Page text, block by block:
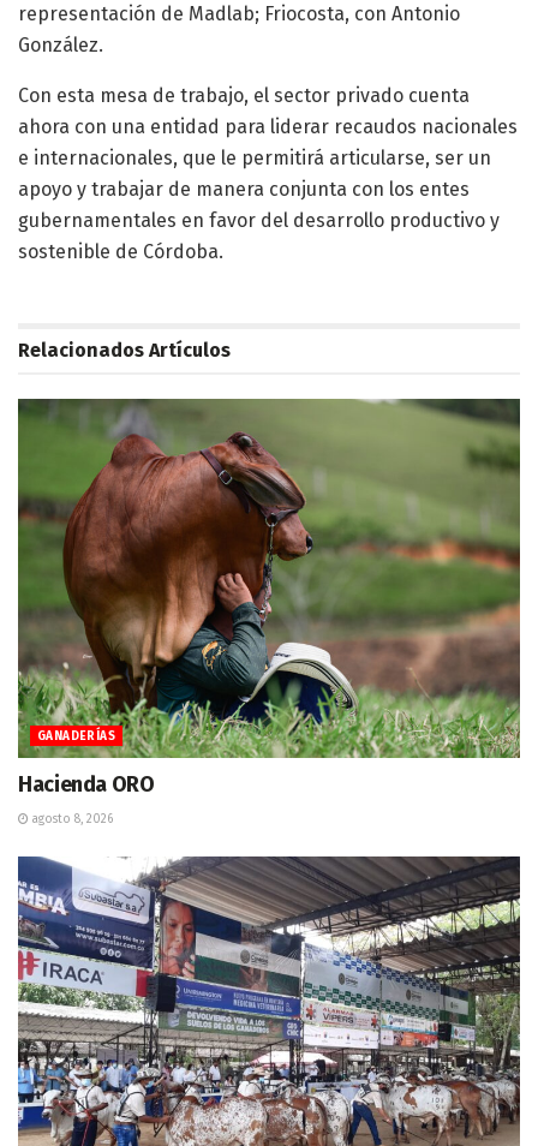
representación de Madlab; Friocosta, con Antonio
González.
Con esta mesa de trabajo, el sector privado cuenta
ahora con una entidad para liderar recaudos nacionales
e internacionales, que le permitirá articularse, ser un
apoyo y trabajar de manera conjunta con los entes
gubernamentales en favor del desarrollo productivo y
sostenible de Córdoba.
Relacionados Artículos
GANADERÍAS
Hacienda ORO
agosto 8, 2026